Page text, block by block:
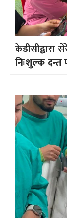
केडीसीद्वारा
निःशुल्क दन्त